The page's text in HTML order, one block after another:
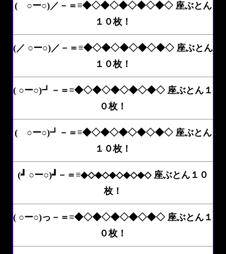
( ○ー○)／－＝≡◆◇◆◇◆◇◆◇◆◇ 座ぶとん
１０枚！
(／ ○ー○)／－＝≡◆◇◆◇◆◇◆◇◆◇ 座ぶとん
１０枚！
( ○ー○)┛－＝≡◆◇◆◇◆◇◆◇◆◇ 座ぶとん１
０枚！
( ○ー○)┛－＝≡◆◇◆◇◆◇◆◇◆◇ 座ぶとん
１０枚！
(┛ ○ー○)┛－＝≡◆◇◆◇◆◇◆◇◆◇ 座ぶとん１０
枚！
( ○ー○)っ－＝≡◆◇◆◇◆◇◆◇◆◇ 座ぶとん１
０枚！